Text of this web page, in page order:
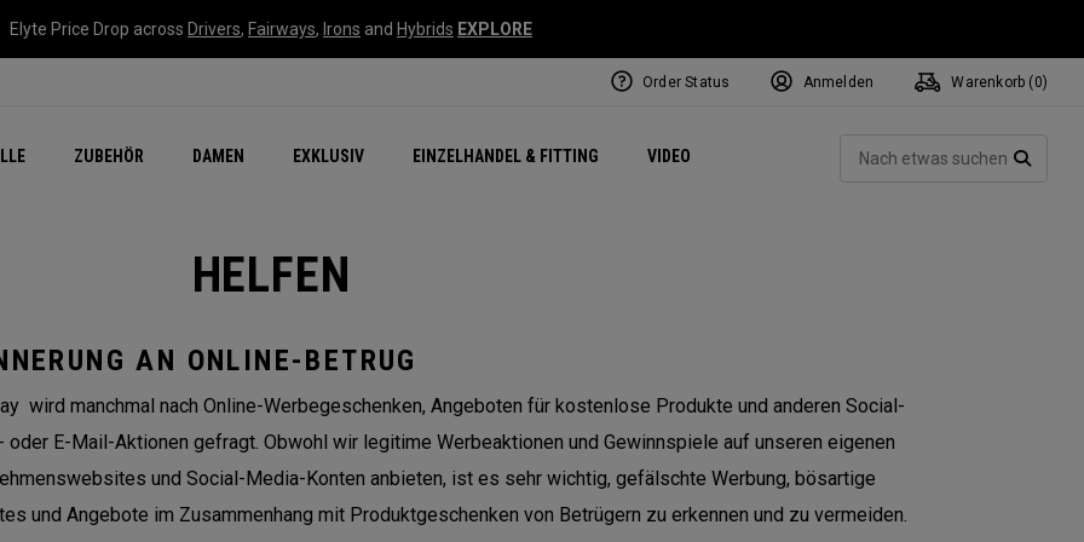
Elyte Price Drop across Drivers, Fairways, Irons and Hybrids EXPLORE
ZUBEHÖR DAMEN EXKLUSIV EINZELHANDEL & FITTING VIDEO
Neu – Quantum Exclusive Mavrik Complete Sets
Neu Chrome Tour Exklusiv - Golfbälle
Zubehör
NEW Golf Bags
New - REVA Complete Sets Women's Golf Balls
Exklusiv - Zubehör
Online Selector Tools Regional Performance Centers
Order Status Anmelden Warenkorb ( 0)
HELFEN
AN ONLINE-BETRUG
wird manchmal nach Online-Werbegeschenken, Angeboten für kostenlose Produkte und anderen Social-
oder E-Mail-Aktionen gefragt. Obwohl wir legitime Werbeaktionen und Gewinnspiele auf unseren eigenen
und Social-Media-Konten anbieten, ist es sehr wichtig, gefälschte Werbung, bösartige
und Angebote im Zusammenhang mit Produktgeschenken von Betrügern zu erkennen und zu vermeiden.